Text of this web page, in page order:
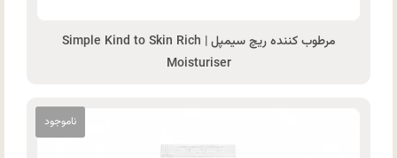
مرطوب‌ کننده ریچ سیمپل | Simple Kind to Skin Rich
Moisturiser